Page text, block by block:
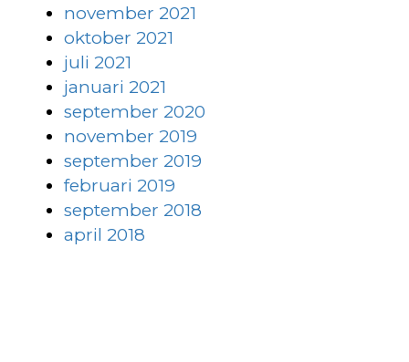
november 2021
oktober 2021
juli 2021
januari 2021
september 2020
november 2019
september 2019
februari 2019
september 2018
april 2018